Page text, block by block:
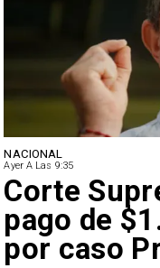
NACIONAL
Ayer A Las 9:35
Corte
pago de
por caso